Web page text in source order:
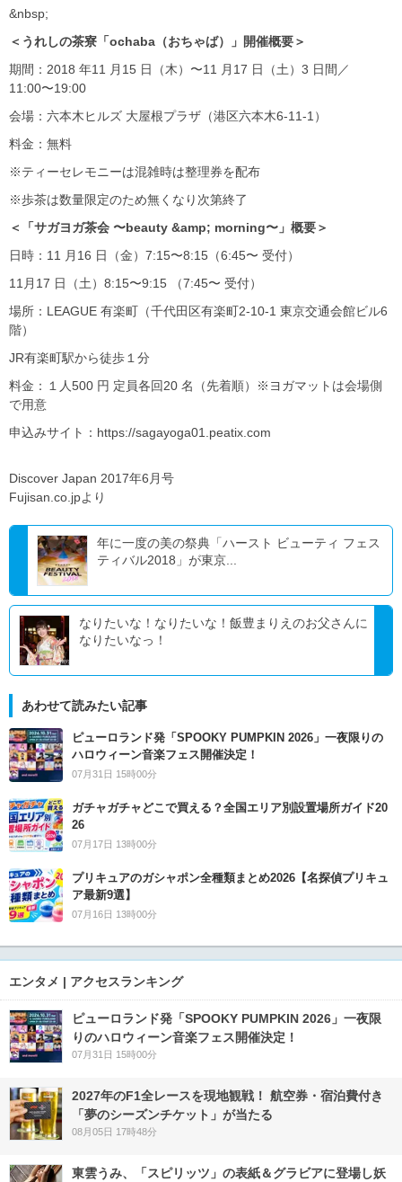
&nbsp;
＜うれしの茶寮「ochaba（おちゃば）」開催概要＞
期間：2018 年11 月15 日（木）〜11 月17 日（土）3 日間／
11:00〜19:00
会場：六本木ヒルズ 大屋根プラザ（港区六本木6-11-1）
料⾦：無料
※ティーセレモニーは混雑時は整理券を配布
※歩茶は数量限定のため無くなり次第終了
＜「サガヨガ茶会 〜beauty &amp; morning〜」概要＞
日時：11 月16 日（⾦）7:15〜8:15（6:45〜 受付）
11月17 日（土）8:15〜9:15 （7:45〜 受付）
場所：LEAGUE 有楽町（千代田区有楽町2-10-1 東京交通会館ビル6
階）
JR有楽町駅から徒歩１分
料⾦：１人500 円 定員各回20 名（先着順）※ヨガマットは会場側
で用意
申込みサイト：https://sagayoga01.peatix.com
Discover Japan 2017年6月号
Fujisan.co.jpより
年に一度の美の祭典「ハースト ビューティ フェス
ティバル2018」が東京...
なりたいな！なりたいな！飯豊まりえのお父さんに
なりたいなっ！
あわせて読みたい記事
ピューロランド発「SPOOKY PUMPKIN 2026」一夜限りの
ハロウィーン音楽フェス開催決定！
07月31日 15時00分
ガチャガチャどこで買える？全国エリア別設置場所ガイド20
26
07月17日 13時00分
プリキュアのガシャポン全種類まとめ2026【名探偵プリキュ
ア最新9選】
07月16日 13時00分
エンタメ | アクセスランキング
ピューロランド発「SPOOKY PUMPKIN 2026」一夜限
りのハロウィーン音楽フェス開催決定！
07月31日 15時00分
2027年のF1全レースを現地観戦！ 航空券・宿泊費付き
「夢のシーズンチケット」が当たる
08月05日 17時48分
東雲うみ、「スピリッツ」の表紙＆グラビアに登場し妖